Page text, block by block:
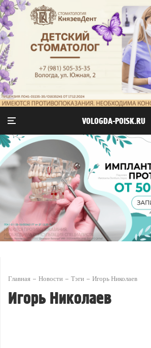
VOLOGDA-POISK.RU
Главная Новости Тэги Игорь Николаев
Игорь Николаев